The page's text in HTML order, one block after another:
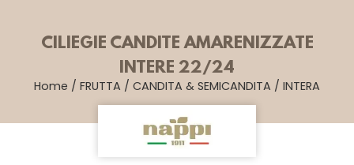
CILIEGIE CANDITE AMARENIZZATE
INTERE 22/24
Home / FRUTTA / CANDITA & SEMICANDITA / INTERA